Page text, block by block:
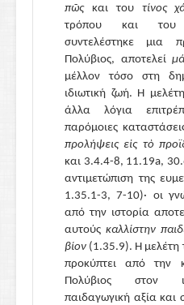
πῶς
και του τίνος
τρόπου και του
συντελέστηκε μια
Πολύβιος, αποτελεί
μέλλον τόσο στη
ιδιωτική ζωή. H
άλλα λόγια
παρόμοιες
προλήψεις εἰς τὸ
και 3.4.4-8, 11.19a,
αντιμετώπιση της
1.35.1-3, 7-10)· οι
από την ιστορία
αυτούς καλλίστην
βίον (1.35.9). Η μελέτη
προκύπτει από την
Πολύβιος στον
παιδαγωγική αξία και